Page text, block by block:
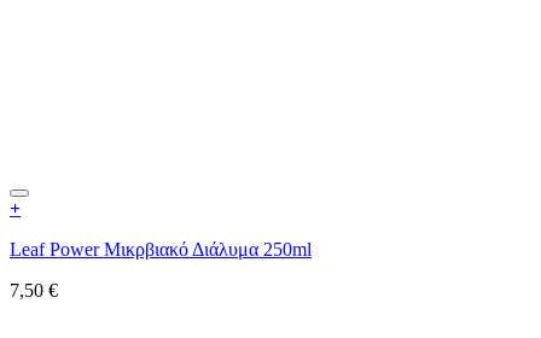
+
Leaf Power Μικρβιακό Διάλυμα 250ml
7,50 €